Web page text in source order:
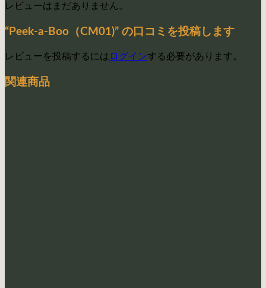
レビューはまだありません。
“Peek-a-Boo（CM01)” の口コミを投稿します
レビューを投稿するには ログインする必要があります。
関連商品